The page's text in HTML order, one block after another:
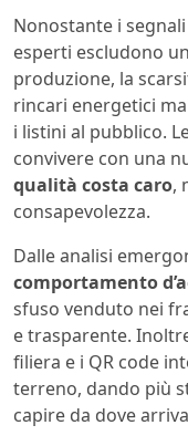
Nonostante i
esperti escludono
produzione, la
rincari energetici
i listini al pubblico.
convivere con una
qualità costa caro,
consapevolezza.
Dalle analisi
comportamento
sfuso venduto nei
e trasparente.
filiera e i QR code
terreno, dando più
capire da dove